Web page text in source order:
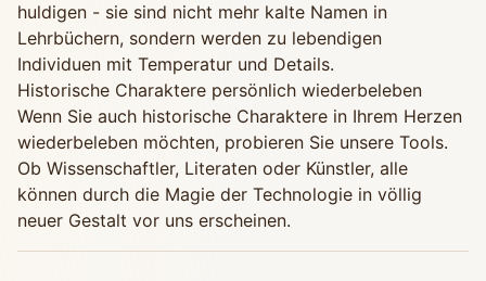
huldigen - sie sind nicht mehr kalte Namen in
Lehrbüchern, sondern werden zu lebendigen
Individuen mit Temperatur und Details.
Historische Charaktere persönlich wiederbeleben
Wenn Sie auch historische Charaktere in Ihrem Herzen
wiederbeleben möchten, probieren Sie unsere Tools.
Ob Wissenschaftler, Literaten oder Künstler, alle
können durch die Magie der Technologie in völlig
neuer Gestalt vor uns erscheinen.